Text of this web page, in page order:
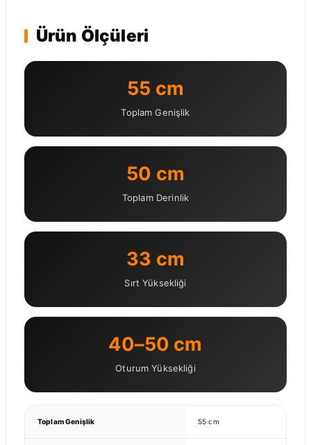
Ürün Ölçüleri
55 cm
Toplam Genişlik
50 cm
Toplam Derinlik
33 cm
Sırt Yüksekliği
40–50 cm
Oturum Yüksekliği
Toplam Genişlik 55 cm